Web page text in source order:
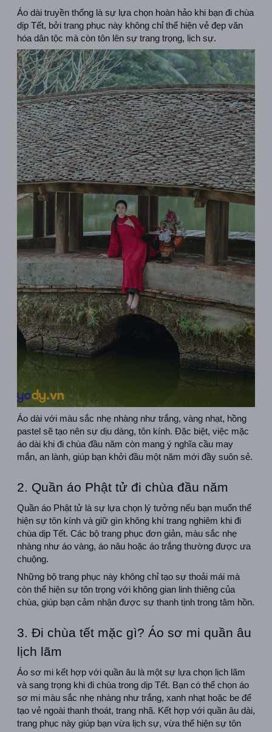
Áo dài truyền thống là sự lựa chọn hoàn hảo khi bạn đi chùa
dịp Tết, bởi trang phục này không chỉ thể hiện vẻ đẹp văn
hóa dân tộc mà còn tôn lên sự trang trọng, lịch sự.
Áo dài với màu sắc nhẹ nhàng như trắng, vàng nhạt, hồng
pastel sẽ tạo nên sự dịu dàng, tôn kính. Đặc biệt, việc mặc
áo dài khi đi chùa đầu năm còn mang ý nghĩa cầu may
mắn, an lành, giúp bạn khởi đầu một năm mới đầy suôn sẻ.
2. Quần áo Phật tử đi chùa đầu năm
Quần áo Phật tử là sự lựa chọn lý tưởng nếu bạn muốn thể
hiện sự tôn kính và giữ gìn không khí trang nghiêm khi đi
chùa dịp Tết. Các bộ trang phục đơn giản, màu sắc nhẹ
nhàng như áo vàng, áo nâu hoặc áo trắng thường được ưa
chuộng.
Những bộ trang phục này không chỉ tạo sự thoải mái mà
còn thể hiện sự tôn trọng với không gian linh thiêng của
chùa, giúp bạn cảm nhận được sự thanh tịnh trong tâm hồn.
3. Đi chùa tết mặc gì? Áo sơ mi quần âu
lịch lãm
Áo sơ mi kết hợp với quần âu là một sự lựa chọn lịch lãm
và sang trọng khi đi chùa trong dịp Tết. Bạn có thể chọn áo
sơ mi màu sắc nhẹ nhàng như trắng, xanh nhạt hoặc be để
tạo vẻ ngoài thanh thoát, trang nhã. Kết hợp với quần âu dài,
trang phục này giúp bạn vừa lịch sự, vừa thể hiện sự tôn